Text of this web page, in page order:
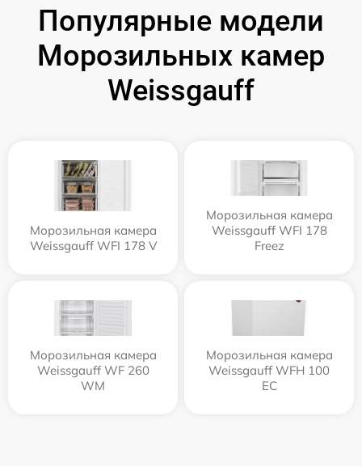
Популярные модели
Морозильных камер
Weissgauff
Морозильная камера
Weissgauff WFI 178 V
Морозильная камера
Weissgauff WFI 178
Freez
Морозильная камера
Weissgauff WF 260
WM
Морозильная камера
Weissgauff WFH 100
EC